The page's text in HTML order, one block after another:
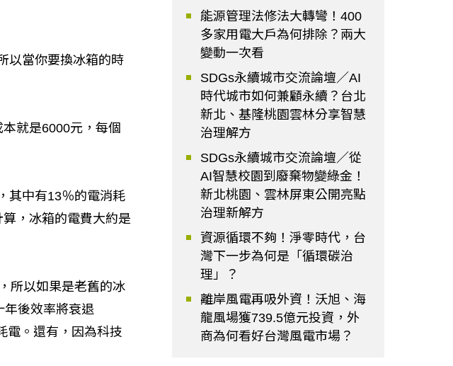
以當你要換冰箱的時
就是6000元，每個
其中有13％的電消耗
，冰箱的電費大約是
所以如果是老舊的冰
年後效率將衰退
電。還有，因為科技
能源管理法修法大轉彎！400
多家用電大戶為何排除？兩大
變動一次看
SDGs永續城市交流論壇／AI
時代城市如何兼顧永續？台北
新北、基隆桃園雲林分享智慧
治理解方
SDGs永續城市交流論壇／從
AI智慧校園到廢棄物變綠金！
新北桃園、雲林屏東公開亮點
治理新解方
資源循環不夠！淨零時代，台
灣下一步為何是「循環碳治
理」？
離岸風電再吸外資！沃旭、海
龍風場獲739.5億元投資，外
商為何看好台灣風電市場？